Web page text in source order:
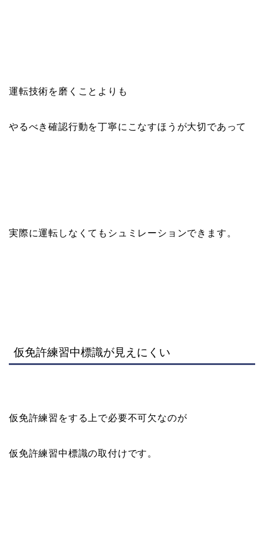
運転技術を磨くことよりも
やるべき確認行動を丁寧にこなすほうが大切であって
実際に運転しなくてもシュミレーションできます。
仮免許練習中標識が見えにくい
仮免許練習をする上で必要不可欠なのが
仮免許練習中標識の取付けです。